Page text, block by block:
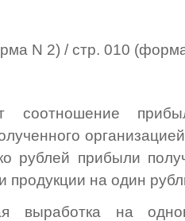
N 2) / стр. 010
соотношение
рублей прибыли
продукции на один
выработка на